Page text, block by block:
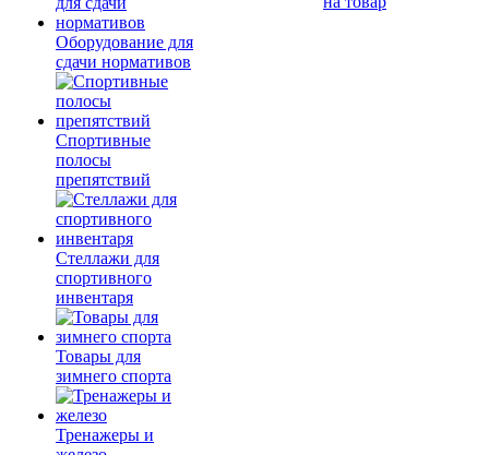
Оборудование для
сдачи нормативов
Спортивные
полосы
препятствий
Стеллажи для
спортивного
инвентаря
Товары для
зимнего спорта
Тренажеры и